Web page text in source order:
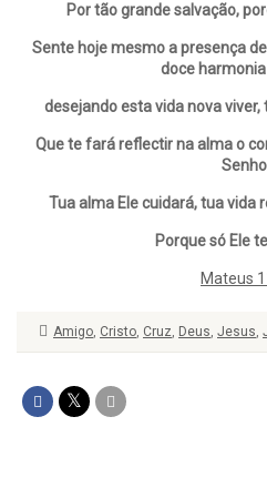
Por tão grande salvação,
Sente hoje mesmo a presença
doce
desejando esta vida nova
Que te fará reflectir na alma o
Tua alma Ele cuidará, tua vida
Porque só Ele
Mateus
Amigo, Cristo, Cruz, Deus, Jesus,